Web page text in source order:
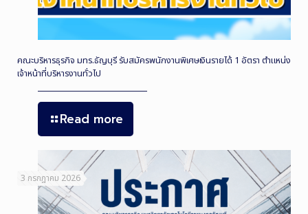
คณะบริหารธุรกิจ มทร.ธัญบุรี รับสมัครพนักงานพิเศษเงินรายได้ 1 อัตรา ตำแหน่ง
เจ้าหน้าที่บริหารงานทั่วไป
Read more
3 กรกฎาคม 2026